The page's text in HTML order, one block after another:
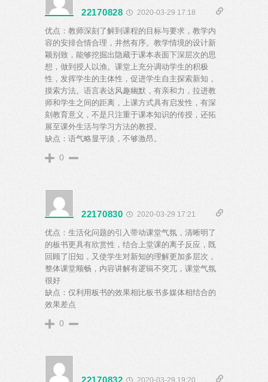
22170828 2020-03-29 17:18
优点：教师深刻了解到课程的目标与要求，教学内
容的安排合情合理，井然有序。教学情境的设计新
颖别致，能够挖掘出隐藏于课本表面下深层次的思
想，做到授人以渔。课堂上充分调动学生的积极
性，发挥学生的主体性，促进学生自主探索新知，
摸索方法。语言表达风趣幽默，有亲和力，拉进教
师和学生之间的距离，上课方式具有启发性，有深
刻教育意义，不是只注重于课本知识的传授，还拓
展至课外生活与学习方法的教授。
缺点：语气略显平淡，不够激昂。
0
22170830 2020-03-29 17:21
优点：生活化问题的引入带动课堂气氛，清晰明了
的板书更具有欣赏性，结合上堂课的离子反应，既
回顾了旧知，又使学生对新知的理解更加多层次，
整体课堂顺畅，内容讲解有逻辑不突兀，课堂气氛
很好
缺点：仅利用板书的效果相比板书多媒体相结合的
效果差点
0
22170832 2020-03-29 19:20